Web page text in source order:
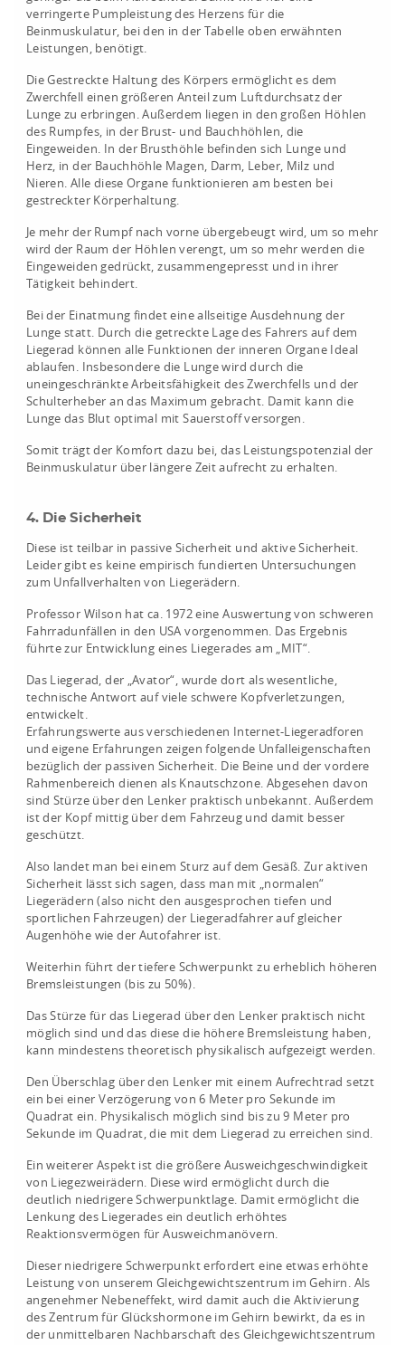
verringerte Pumpleistung des Herzens für die
Beinmuskulatur, bei den in der Tabelle oben erwähnten
Leistungen, benötigt.
Die Gestreckte Haltung des Körpers ermöglicht es dem
Zwerchfell einen größeren Anteil zum Luftdurchsatz der
Lunge zu erbringen. Außerdem liegen in den großen Höhlen
des Rumpfes, in der Brust- und Bauchhöhlen, die
Eingeweiden. In der Brusthöhle befinden sich Lunge und
Herz, in der Bauchhöhle Magen, Darm, Leber, Milz und
Nieren. Alle diese Organe funktionieren am besten bei
gestreckter Körperhaltung.
Je mehr der Rumpf nach vorne übergebeugt wird, um so mehr
wird der Raum der Höhlen verengt, um so mehr werden die
Eingeweiden gedrückt, zusammengepresst und in ihrer
Tätigkeit behindert.
Bei der Einatmung findet eine allseitige Ausdehnung der
Lunge statt. Durch die getreckte Lage des Fahrers auf dem
Liegerad können alle Funktionen der inneren Organe Ideal
ablaufen. Insbesondere die Lunge wird durch die
uneingeschränkte Arbeitsfähigkeit des Zwerchfells und der
Schulterheber an das Maximum gebracht. Damit kann die
Lunge das Blut optimal mit Sauerstoff versorgen.
Somit trägt der Komfort dazu bei, das Leistungspotenzial der
Beinmuskulatur über längere Zeit aufrecht zu erhalten.
4. Die Sicherheit
Diese ist teilbar in passive Sicherheit und aktive Sicherheit.
Leider gibt es keine empirisch fundierten Untersuchungen
zum Unfallverhalten von Liegerädern.
Professor Wilson hat ca. 1972 eine Auswertung von schweren
Fahrradunfällen in den USA vorgenommen. Das Ergebnis
führte zur Entwicklung eines Liegerades am „MIT“.
Das Liegerad, der „Avator“, wurde dort als wesentliche,
technische Antwort auf viele schwere Kopfverletzungen,
entwickelt.
Erfahrungswerte aus verschiedenen Internet-Liegeradforen
und eigene Erfahrungen zeigen folgende Unfalleigenschaften
bezüglich der passiven Sicherheit. Die Beine und der vordere
Rahmenbereich dienen als Knautschzone. Abgesehen davon
sind Stürze über den Lenker praktisch unbekannt. Außerdem
ist der Kopf mittig über dem Fahrzeug und damit besser
geschützt.
Also landet man bei einem Sturz auf dem Gesäß. Zur aktiven
Sicherheit lässt sich sagen, dass man mit „normalen“
Liegerädern (also nicht den ausgesprochen tiefen und
sportlichen Fahrzeugen) der Liegeradfahrer auf gleicher
Augenhöhe wie der Autofahrer ist.
Weiterhin führt der tiefere Schwerpunkt zu erheblich höheren
Bremsleistungen (bis zu 50%).
Das Stürze für das Liegerad über den Lenker praktisch nicht
möglich sind und das diese die höhere Bremsleistung haben,
kann mindestens theoretisch physikalisch aufgezeigt werden.
Den Überschlag über den Lenker mit einem Aufrechtrad setzt
ein bei einer Verzögerung von 6 Meter pro Sekunde im
Quadrat ein. Physikalisch möglich sind bis zu 9 Meter pro
Sekunde im Quadrat, die mit dem Liegerad zu erreichen sind.
Ein weiterer Aspekt ist die größere Ausweichgeschwindigkeit
von Liegezweirädern. Diese wird ermöglicht durch die
deutlich niedrigere Schwerpunktlage. Damit ermöglicht die
Lenkung des Liegerades ein deutlich erhöhtes
Reaktionsvermögen für Ausweichmanövern.
Dieser niedrigere Schwerpunkt erfordert eine etwas erhöhte
Leistung von unserem Gleichgewichtszentrum im Gehirn. Als
angenehmer Nebeneffekt, wird damit auch die Aktivierung
des Zentrum für Glückshormone im Gehirn bewirkt, da es in
der unmittelbaren Nachbarschaft des Gleichgewichtszentrum